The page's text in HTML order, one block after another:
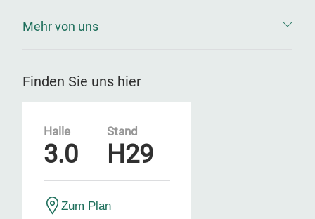
Mehr von uns
Finden Sie uns hier
Halle
3.0
Stand
H29
Zum Plan